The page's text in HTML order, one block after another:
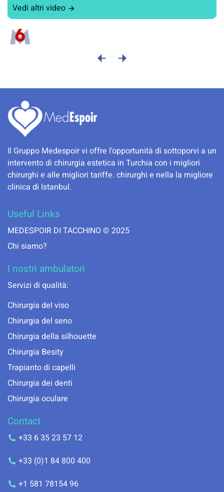
Vedi altri video
Il Gruppo Medespoir vi offre l'opportunità di sottoporvi a un
intervento di chirurgia estetica in Turchia con i migliori
chirurghi e alle migliori tariffe. chirurghi e nella la migliore
clinica di Istanbul.
Useful Links
MEDESPOIR DI TACCHINO © 2025
Chi siamo?
I nostri ambulatori
Servizi di qualità:
Chirurgia del viso
Chirurgia del seno
Chirurgia della silhouette
Chirurgia Besity
Trapianto di capelli
Chirurgia dei denti
Chirurgia oculare
Contact
+33 6 35 23 57 12
+33 (0)1 84 800 400
+1 581 78154 96